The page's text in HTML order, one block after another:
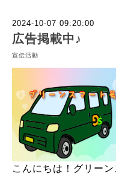
2024-10-07 09:20:00
広告掲載中♪
宣伝活動
こんにちは！グリー